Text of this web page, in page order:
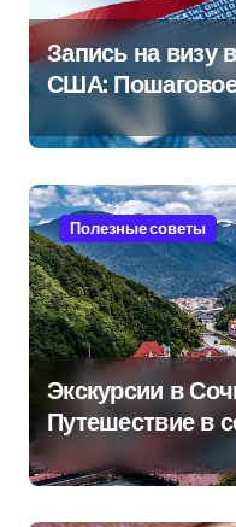
Запись на визу
США:
Полезные советы
Экскурсии в
Путешествие в
Черноморского